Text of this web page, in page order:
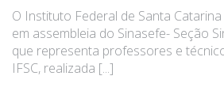
O Instituto Federal de Santa
em assembleia do Sinasefe- Seção
que representa professores e
IFSC, realizada [...]